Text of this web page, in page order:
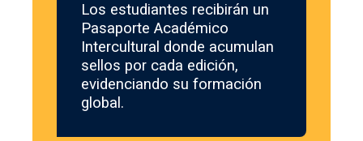
Los estudiantes recibirán un
Pasaporte Académico
Intercultural donde acumulan
sellos por cada edición,
evidenciando su formación
global.